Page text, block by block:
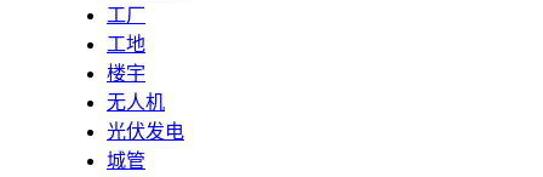
工厂
工地
楼宇
无人机
光伏发电
城管